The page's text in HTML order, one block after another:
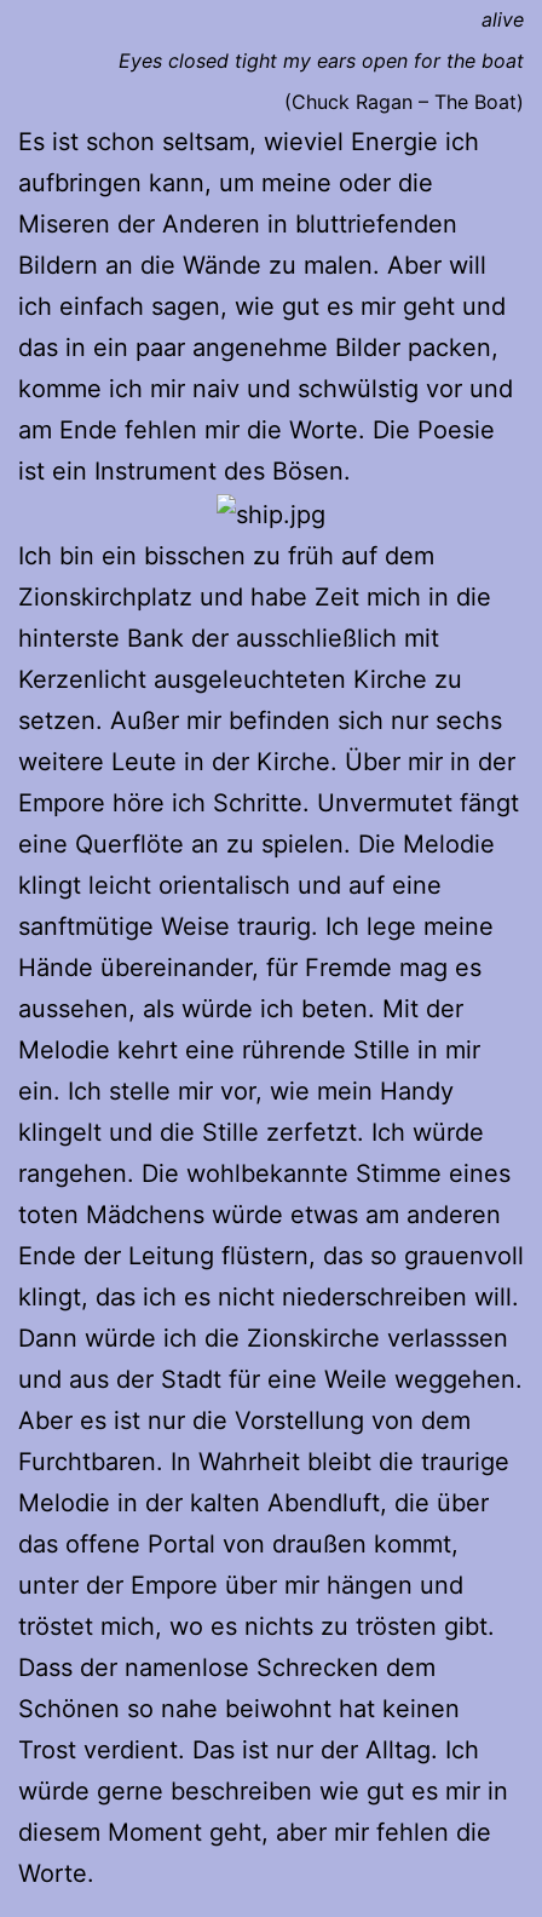
alive
Eyes closed tight my ears open for the boat
(Chuck Ragan – The Boat)
Es ist schon seltsam, wieviel Energie ich
aufbringen kann, um meine oder die
Miseren der Anderen in bluttriefenden
Bildern an die Wände zu malen. Aber will
ich einfach sagen, wie gut es mir geht und
das in ein paar angenehme Bilder packen,
komme ich mir naiv und schwülstig vor und
am Ende fehlen mir die Worte. Die Poesie
ist ein Instrument des Bösen.
Ich bin ein bisschen zu früh auf dem
Zionskirchplatz und habe Zeit mich in die
hinterste Bank der ausschließlich mit
Kerzenlicht ausgeleuchteten Kirche zu
setzen. Außer mir befinden sich nur sechs
weitere Leute in der Kirche. Über mir in der
Empore höre ich Schritte. Unvermutet fängt
eine Querflöte an zu spielen. Die Melodie
klingt leicht orientalisch und auf eine
sanftmütige Weise traurig. Ich lege meine
Hände übereinander, für Fremde mag es
aussehen, als würde ich beten. Mit der
Melodie kehrt eine rührende Stille in mir
ein. Ich stelle mir vor, wie mein Handy
klingelt und die Stille zerfetzt. Ich würde
rangehen. Die wohlbekannte Stimme eines
toten Mädchens würde etwas am anderen
Ende der Leitung flüstern, das so grauenvoll
klingt, das ich es nicht niederschreiben will.
Dann würde ich die Zionskirche verlasssen
und aus der Stadt für eine Weile weggehen.
Aber es ist nur die Vorstellung von dem
Furchtbaren. In Wahrheit bleibt die traurige
Melodie in der kalten Abendluft, die über
das offene Portal von draußen kommt,
unter der Empore über mir hängen und
tröstet mich, wo es nichts zu trösten gibt.
Dass der namenlose Schrecken dem
Schönen so nahe beiwohnt hat keinen
Trost verdient. Das ist nur der Alltag. Ich
würde gerne beschreiben wie gut es mir in
diesem Moment geht, aber mir fehlen die
Worte.